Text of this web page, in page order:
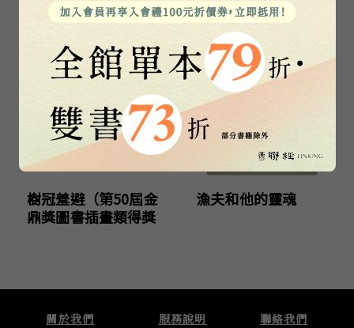
樹冠羞避（第50屆金
鼎獎圖書插畫類得獎
漁夫和他的靈魂
關於我們 服務說明 聯絡我們